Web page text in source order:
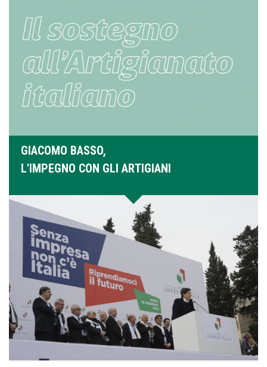
GIACOMO BASSO,
L'IMPEGNO CON GLI ARTIGIANI